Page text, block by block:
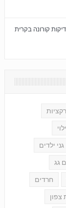
קורונה בקרית
גני ילדים
גג
חרדים
צפון